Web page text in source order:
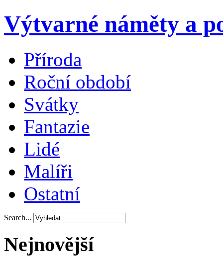
Výtvarné náměty a
Příroda
Roční období
Svátky
Fantazie
Lidé
Malíři
Ostatní
Search...
Nejnovější